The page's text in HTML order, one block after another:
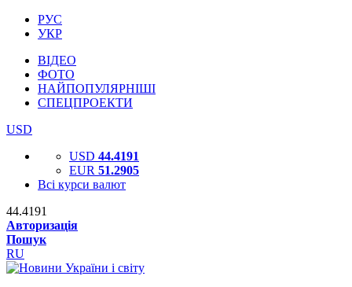
РУС
УКР
ВІДЕО
ФОТО
НАЙПОПУЛЯРНІШІ
СПЕЦПРОЕКТИ
USD
USD 44.4191
EUR 51.2905
Всі курси валют
44.4191
Авторизація
Пошук
RU